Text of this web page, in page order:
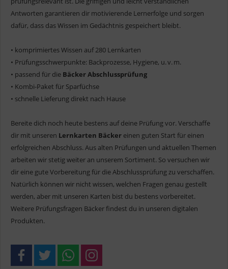
Antworten garantieren dir motivierende Lernerfolge und sorgen
dafür, dass das Wissen im Gedächtnis gespeichert bleibt.
• komprimiertes Wissen auf 280 Lernkarten
• Prüfungsschwerpunkte: Backprozesse, Hygiene, u. v. m.
• passend für die Bäcker Abschlussprüfung
• Kombi-Paket für Sparfüchse
• schnelle Lieferung direkt nach Hause
Bereite dich noch heute bestens auf deine Prüfung vor. Verschaffe
dir mit unseren Lernkarten Bäcker einen guten Start für einen
erfolgreichen Abschluss. Aus alten Prüfungen und aktuellen Themen
arbeiten wir stetig weiter an unserem Sortiment. So versuchen wir
dir eine gute Vorbereitung für die Abschlussprüfung zu verschaffen.
Natürlich können wir nicht wissen, welchen Fragen genau gestellt
werden, aber mit unseren Karten bist du bestens vorbereitet.
Weitere Prüfungsfragen Bäcker findest du in unseren digitalen
Produkten.